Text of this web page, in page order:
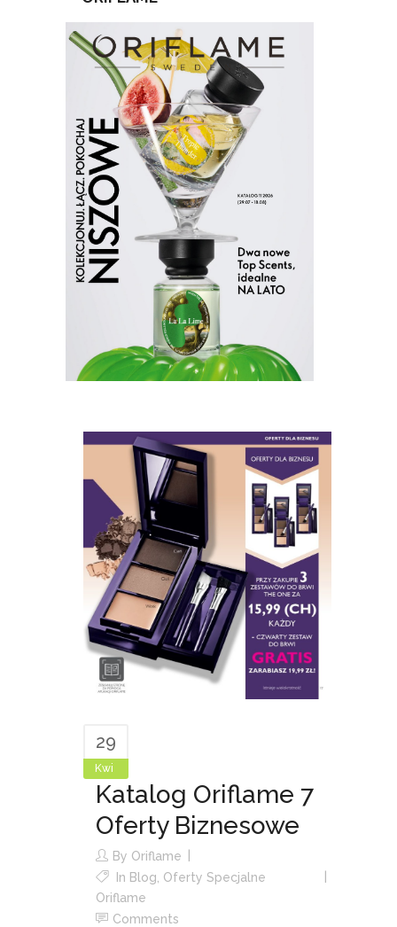
29
Kwi
Katalog Oriflame 7
Oferty Biznesowe
By Oriflame
In Blog Oferty Specjalne
Oriflame
Comments